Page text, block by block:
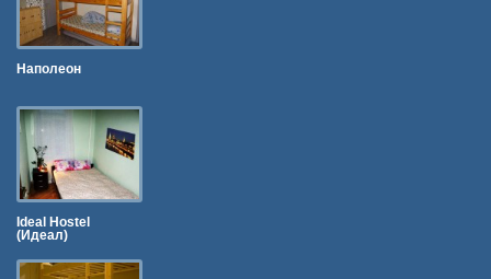
Наполеон
Ideal Hostel
(Идеал)